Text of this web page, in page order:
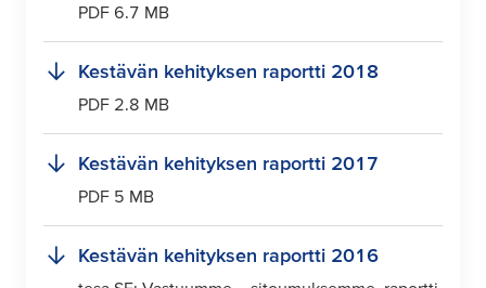
PDF 6.7 MB
Kestävän kehityksen raportti 2018
PDF 2.8 MB
Kestävän kehityksen raportti 2017
PDF 5 MB
Kestävän kehityksen raportti 2016